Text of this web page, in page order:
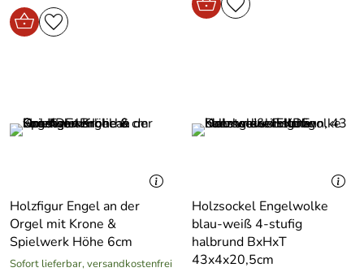
Holzfigur Engel an der
Orgel mit Krone &
Spielwerk Höhe 6cm
Sofort lieferbar, versandkostenfrei
Holzsockel Engelwolke
blau-weiß 4-stufig
halbrund BxHxT
43x4x20,5cm